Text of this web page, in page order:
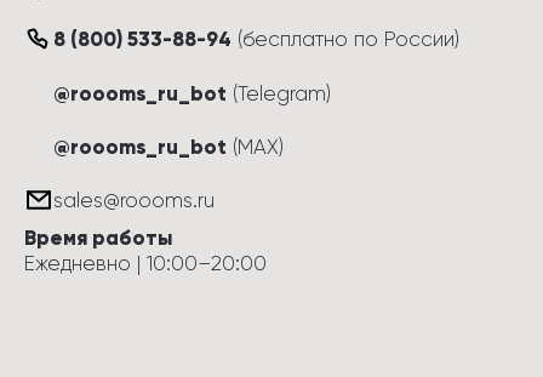
8 (800) 533-88-94 (бесплатно по России)
@roooms_ru_bot (Telegram)
@roooms_ru_bot (MAX)
sales@roooms.ru
Время работы
Ежедневно | 10:00–20:00